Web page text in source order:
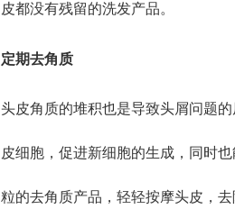
皮都没有残留的洗发产品。
定期去角质
头皮角质的堆积也是导致头屑问题
皮细胞，促进新细胞的生成，同时
粒的去角质产品，轻轻按摩头皮，